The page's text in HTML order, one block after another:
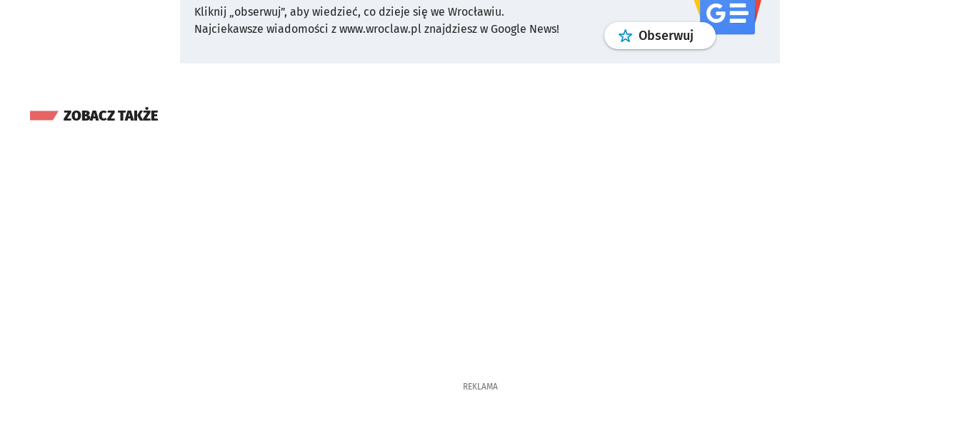
Kliknij „obserwuj”, aby wiedzieć, co dzieje się we Wrocławiu.
Najciekawsze wiadomości z www.wroclaw.pl znajdziesz w Google News!
Obserwuj profilgoogle news
ZOBACZ TAKŻE
REKLAMA